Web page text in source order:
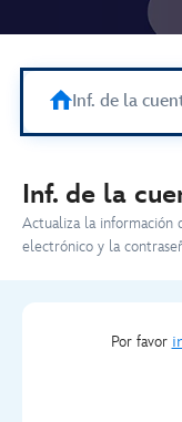
Inf. de la
Inf. de la
Actualiza la información
electrónico y la
Por favor